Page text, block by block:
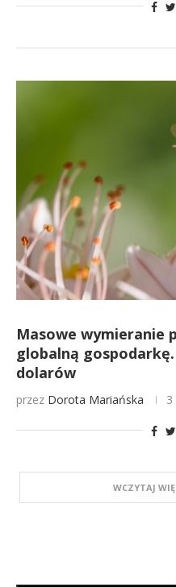
Masowe wymieranie
globalną
dolarów
przez Dorota Mariańska 3
WCZYTAJ